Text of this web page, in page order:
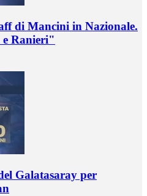
di Mancini in Nazionale.
Ranieri"
Galatasaray per